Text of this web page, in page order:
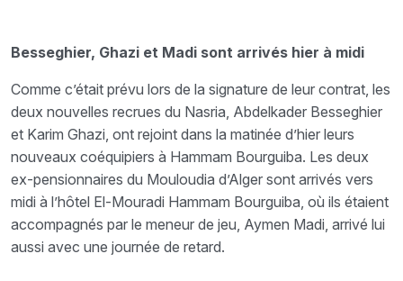
Besseghier, Ghazi et Madi sont arrivés hier à midi
Comme c’était prévu lors de la signature de leur contrat, les
deux nouvelles recrues du Nasria, Abdelkader Besseghier
et Karim Ghazi, ont rejoint dans la matinée d’hier leurs
nouveaux coéquipiers à Hammam Bourguiba. Les deux
ex-pensionnaires du Mouloudia d’Alger sont arrivés vers
midi à l’hôtel El-Mouradi Hammam Bourguiba, où ils étaient
accompagnés par le meneur de jeu, Aymen Madi, arrivé lui
aussi avec une journée de retard.